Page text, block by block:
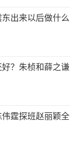
出来以后做什么
？朱桢和薛之谦
霆探班赵丽颖全